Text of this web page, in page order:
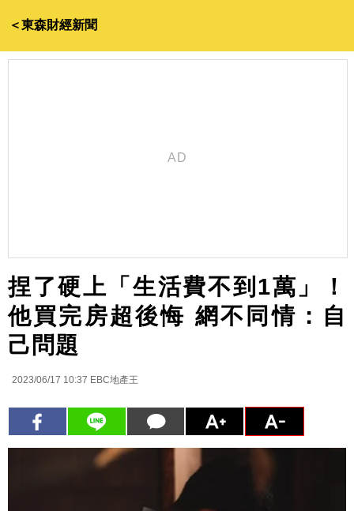
＜東森財經新聞
捏了硬上「生活費不到1萬」！
他買完房超後悔 網不同情：自
己問題
2023/06/17 10:37 EBC地產王